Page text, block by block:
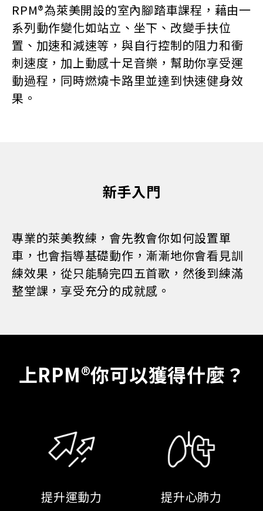
RPM®為萊美開設的室內腳踏車課程，藉由一
系列動作變化如站立、坐下、改變手扶位
置、加速和減速等，與自行控制的阻力和衝
刺速度，加上動感十足音樂，幫助你享受運
動過程，同時燃燒卡路里並達到快速健身效
果。
新手入門
專業的萊美教練，會先教會你如何設置單
車，也會指導基礎動作，漸漸地你會看見訓
練效果，從只能騎完四五首歌，然後到練滿
整堂課，享受充分的成就感。
上RPM®你可以獲得什麼？
提升運動力 提升心肺力